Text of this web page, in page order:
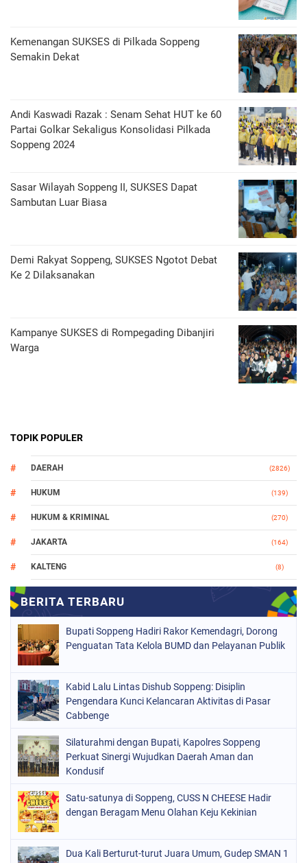
Kemenangan SUKSES di Pilkada Soppeng
Semakin Dekat
Andi Kaswadi Razak : Senam Sehat HUT ke 60
Partai Golkar Sekaligus Konsolidasi Pilkada
Soppeng 2024
Sasar Wilayah Soppeng II, SUKSES Dapat
Sambutan Luar Biasa
Demi Rakyat Soppeng, SUKSES Ngotot Debat
Ke 2 Dilaksanakan
Kampanye SUKSES di Rompegading Dibanjiri
Warga
TOPIK POPULER
DAERAH (2826)
HUKUM (139)
HUKUM & KRIMINAL (270)
JAKARTA (164)
KALTENG (8)
(112)
NASIONAL (965)
ORGANISASI (212)
PERISTIWA
POLITIK
POLRI
SOPPENG
SULSEL
Bupati Soppeng Hadiri Rakor Kemendagri, Dorong
Penguatan Tata Kelola BUMD dan Pelayanan Publik
Kabid Lalu Lintas Dishub Soppeng: Disiplin
Pengendara Kunci Kelancaran Aktivitas di Pasar
Cabbenge
Silaturahmi dengan Bupati, Kapolres Soppeng
Perkuat Sinergi Wujudkan Daerah Aman dan
Kondusif
Satu-satunya di Soppeng, CUSS N CHEESE Hadir
dengan Beragam Menu Olahan Keju Kekinian
Dua Kali Berturut-turut Juara Umum, Gudep SMAN 1